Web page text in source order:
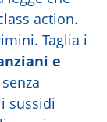
action.
Taglia i
e
sussidi